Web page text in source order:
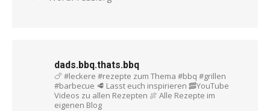
dads.bbq.thats.bbq
🍗 #leckere #rezepte zum Thema #bbq #grillen
#barbecue 🥩 Lasst euch inspirieren 🥓YouTube
Videos zu allen Rezepten 🍖 Alle Rezepte im
eigenen Blog